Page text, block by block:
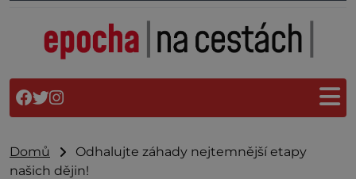
Domů
Odhalujte záhady nejtemnější etapy
našich dějin!